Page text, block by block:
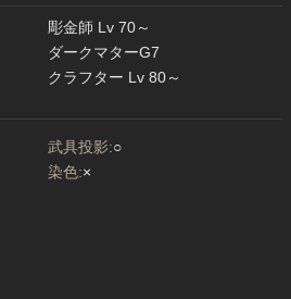
彫金師 Lv 70～
ダークマターG7
クラフター Lv 80～
武具投影:○
染色:×